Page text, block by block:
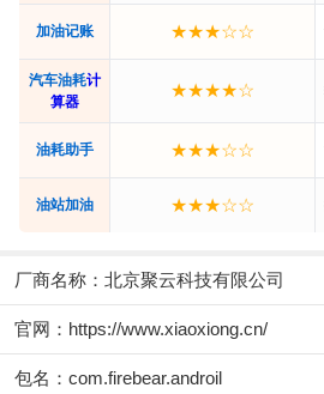
加油记账 ★★★☆☆
汽车油耗计
算器
★★★★☆
油耗助手 ★★★☆☆
油站加油 ★★★☆☆
厂商名称： 北京聚云科技有限公司
官网： https://www.xiaoxiong.cn/
包名：com.firebear.androil